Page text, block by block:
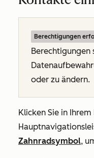
Berechtigungen
Berechtigungen
oder zu ändern.
Klicken Sie in
Zahnradsymbol,